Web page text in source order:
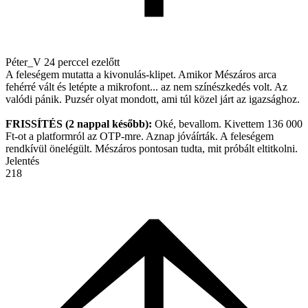
Péter_V 24 perccel ezelőtt
A feleségem mutatta a kivonulás-klipet. Amikor Mészáros arca
fehérré vált és letépte a mikrofont... az nem színészkedés volt. Az
valódi pánik. Puzsér olyat mondott, ami túl közel járt az igazsághoz.
FRISSÍTÉS (2 nappal később): Oké, bevallom. Kivettem 136 000
Ft-ot a platformról az OTP-mre. Aznap jóváírták. A feleségem
rendkívül önelégült. Mészáros pontosan tudta, mit próbált eltitkolni.
Jelentés
218